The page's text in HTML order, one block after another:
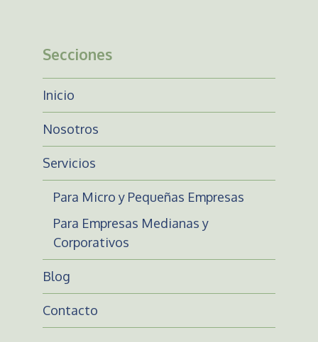
Secciones
Inicio
Nosotros
Servicios
Para Micro y Pequeñas Empresas
Para Empresas Medianas y
Corporativos
Blog
Contacto